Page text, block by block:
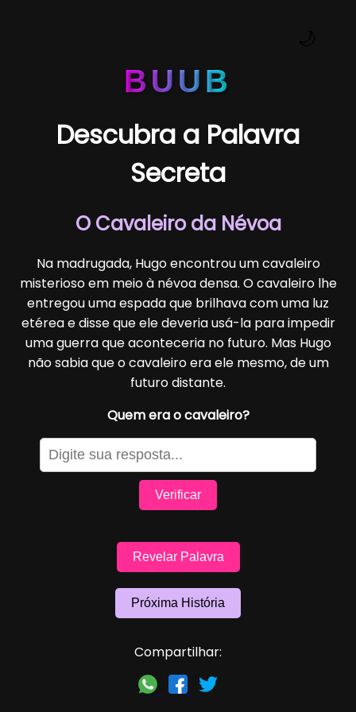
BUUB
Descubra a Palavra
Secreta
O Cavaleiro da Névoa
Na madrugada, Hugo encontrou um cavaleiro
misterioso em meio à névoa densa. O cavaleiro lhe
entregou uma espada que brilhava com uma luz
etérea e disse que ele deveria usá-la para impedir
uma guerra que aconteceria no futuro. Mas Hugo
não sabia que o cavaleiro era ele mesmo, de um
futuro distante.
Quem era o cavaleiro?
Verificar
Revelar Palavra
Próxima História
Compartilhar: